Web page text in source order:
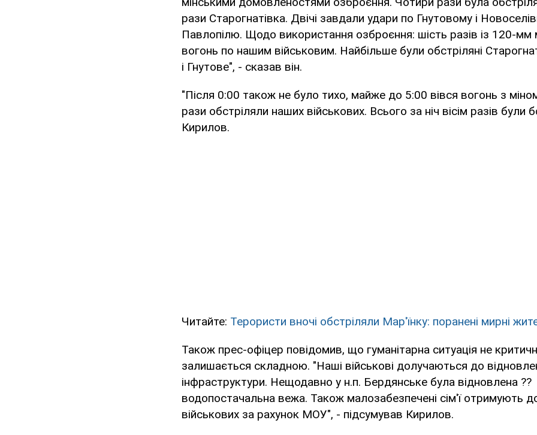
рази Старогнатівка. Двічі завдали удари по Гнутовому і
Павлопілю. Щодо використання озброєння: шість разів із 120-мм
вогонь по нашим військовим. Найбільше були обстріляні
і Гнутове", - сказав він.
"Після 0:00 також не було тихо, майже до 5:00 вівся вогонь з
рази обстріляли наших військових. Всього за ніч вісім разів були
Кирилов.
Читайте: Терористи вночі обстріляли Мар'їнку: поранені мирні
Також прес-офіцер повідомив, що гуманітарна ситуація не
залишається складною. "Наші військові долучаються до
інфраструктури. Нещодавно у н.п. Бердянське була відновлена ??
водопостачальна вежа. Також малозабезпечені сім'ї отримують
військових за рахунок МОУ", - підсумував Кирилов.